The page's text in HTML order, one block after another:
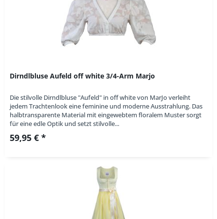
Dirndlbluse Aufeld off white 3/4-Arm Marjo
Die stilvolle Dirndlbluse "Aufeld" in off white von MarJo verleiht
jedem Trachtenlook eine feminine und moderne Ausstrahlung. Das
halbtransparente Material mit eingewebtem floralem Muster sorgt
für eine edle Optik und setzt stilvolle...
59,95 € *